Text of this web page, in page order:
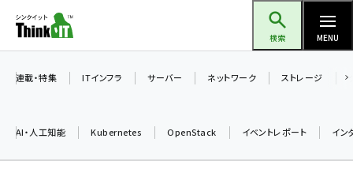
ン
ツ
検索 MENU
連載・特集 ITインフラ サーバー ネットワーク ストレージ
AI・人工知能 Kubernetes OpenStack イベントレポート イン